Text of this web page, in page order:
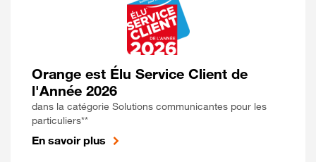
Orange est Élu Service Client de
l'Année 2026
dans la catégorie Solutions communicantes pour les
particuliers**
En savoir plus